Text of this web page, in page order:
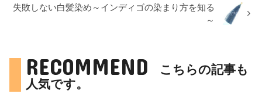
失敗しない白髪染め～インディゴの染まり方を知る
～
RECOMMEND
こちらの記事も
人気です。